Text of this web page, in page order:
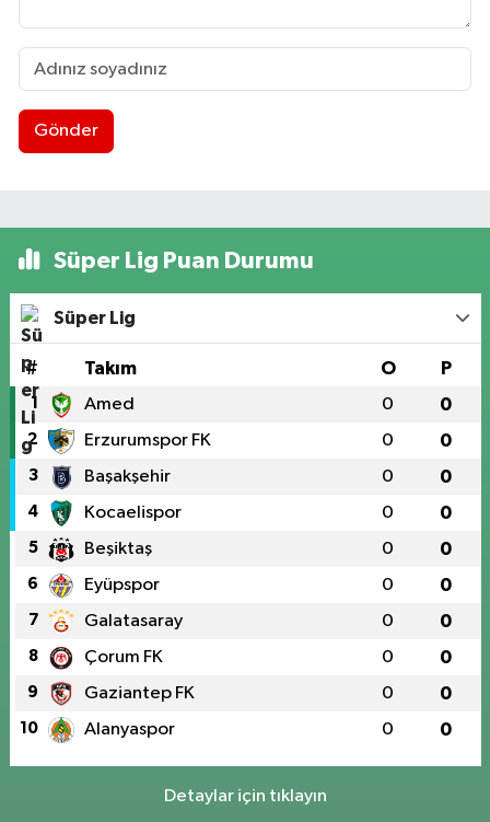
Gönder
Süper Lig Puan Durumu
Süper Lig
# Takım O P
1 Amed 0 0
2 Erzurumspor FK 0 0
3 Başakşehir 0 0
4 Kocaelispor 0 0
5 Beşiktaş 0 0
6 Eyüpspor 0 0
7 Galatasaray 0 0
8 Çorum FK 0 0
9 Gaziantep FK 0 0
10 Alanyaspor 0 0
Detaylar için tıklayın